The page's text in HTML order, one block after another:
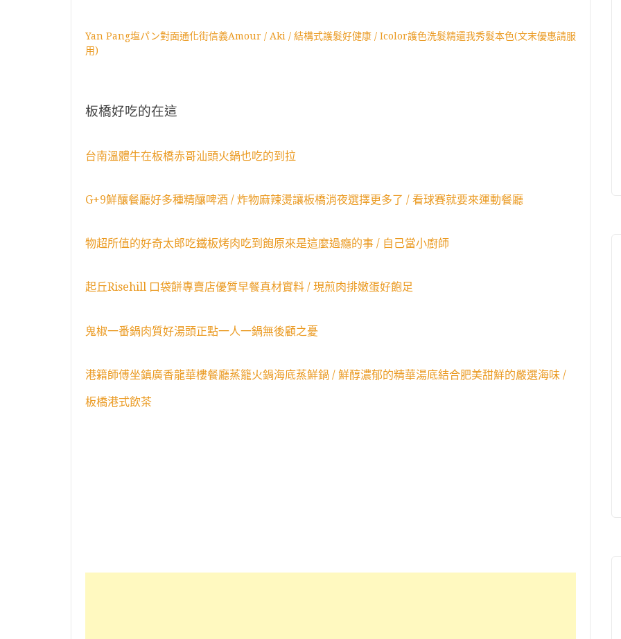
Yan Pang塩パン對面通化街信義Amour / Aki / 結構式護髮好健康 / Icolor護色洗髮精還我秀髮本色(文末優惠請服
用)
板橋好吃的在這
台南溫體牛在板橋赤哥汕頭火鍋也吃的到拉
G+9鮮釀餐廳好多種精釀啤酒 / 炸物麻辣燙讓板橋消夜選擇更多了 / 看球賽就要來運動餐廳
物超所值的好奇太郎吃鐵板烤肉吃到飽原來是這麼過癮的事 / 自己當小廚師
起丘Risehill 口袋餅專賣店優質早餐真材實料 / 現煎肉排嫩蛋好飽足
鬼椒一番鍋肉質好湯頭正點一人一鍋無後顧之憂
港籍師傅坐鎮廣香龍華樓餐廳蒸籠火鍋海底蒸鮮鍋 / 鮮醇濃郁的精華湯底結合肥美甜鮮的嚴選海味 /
板橋港式飲茶